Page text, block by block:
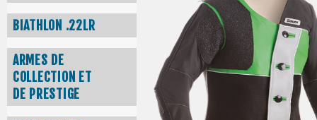
BIATHLON .22LR
ARMES DE
COLLECTION ET
DE PRESTIGE